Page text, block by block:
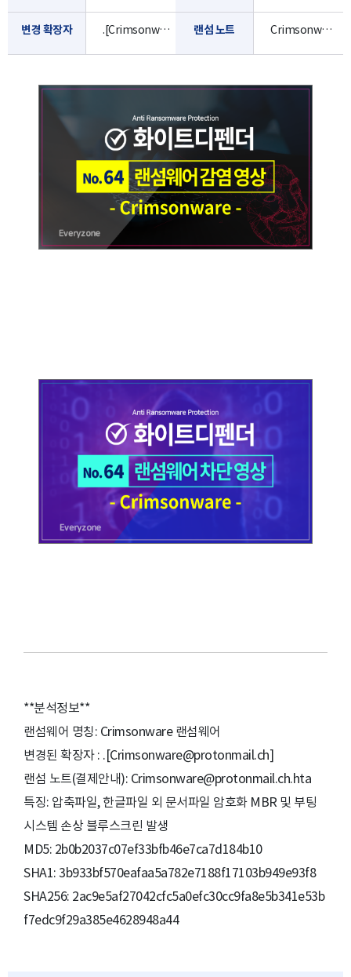
변경 확장자 .[Crimsonware@protonmail.ch] 랜섬 노트 Crimsonware@protonmail.ch.hta
**분석정보**
랜섬웨어 명칭: Crimsonware 랜섬웨어
변경된 확장자 : .[Crimsonware@protonmail.ch]
랜섬 노트(결제안내): Crimsonware@protonmail.ch.hta
특징: 압축파일, 한글파일 외 문서파일 암호화 MBR 및 부팅
시스템 손상 블루스크린 발생
MD5: 2b0b2037c07ef33bfb46e7ca7d184b10
SHA1: 3b933bf570eafaa5a782e7188f17103b949e93f8
SHA256: 2ac9e5af27042cfc5a0efc30cc9fa8e5b341e53b
f7edc9f29a385e4628948a44